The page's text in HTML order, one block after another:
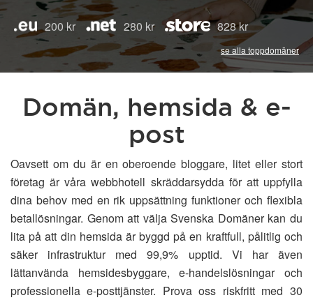
200 kr 280 kr 828 kr
se alla toppdomäner
Domän, hemsida & e-
post
Oavsett om du är en oberoende bloggare, litet eller stort
företag är våra webbhotell skräddarsydda för att uppfylla
dina behov med en rik uppsättning funktioner och flexibla
betallösningar. Genom att välja Svenska Domäner kan du
lita på att din hemsida är byggd på en kraftfull, pålitlig och
säker infrastruktur med 99,9% upptid. Vi har även
lättanvända hemsidesbyggare, e-handelslösningar och
professionella e-posttjänster. Prova oss riskfritt med 30